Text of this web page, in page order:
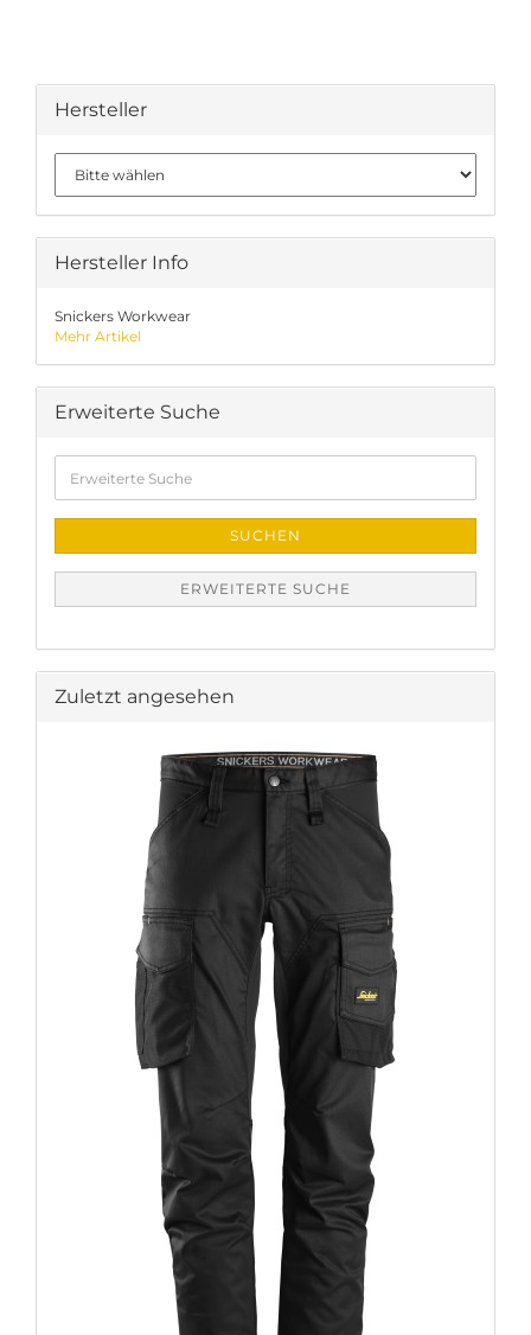
Hersteller
Hersteller Info
Snickers Workwear
Mehr Artikel
Erweiterte Suche
Suche
SUCHEN
ERWEITERTE SUCHE
Zuletzt angesehen